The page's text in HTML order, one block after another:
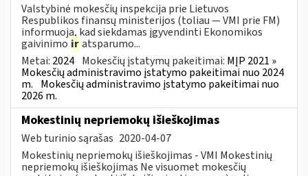
Valstybinė mokesčių inspekcija prie Lietuvos
Respublikos finansų ministerijos (toliau — VMI prie FM)
informuoja, kad siekdamas įgyvendinti Ekonomikos
gaivinimo iratsparumo...
Metai: 2024 Mokesčių įstatymų pakeitimai: MĮP 2021 »
Mokesčių administravimo įstatymo pakeitimai nuo 2024
m. Mokesčių administravimo įstatymo pakeitimai nuo
2026 m.
Mokestinių nepriemokų išieškojimas
Web turinio sąrašas 2020-04-07
Mokestinių nepriemokų išieškojimas - VMI Mokestinių
nepriemokų išieškojimas Ne visuomet mokesčių